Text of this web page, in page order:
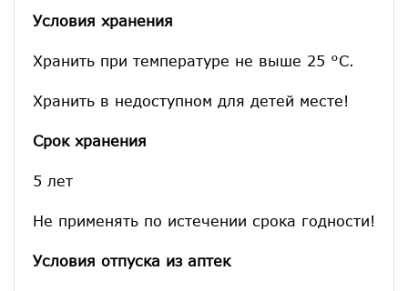
Условия хранения
Хранить при температуре не выше 25 °С.
Хранить в недоступном для детей месте!
Срок хранения
5 лет
Не применять по истечении срока годности!
Условия отпуска из аптек